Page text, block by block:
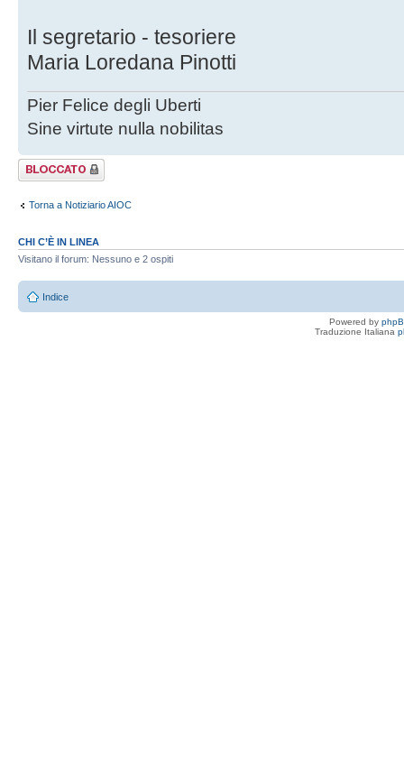
Il segretario - tesoriere
Maria Loredana Pinotti
Pier Felice degli Uberti
Sine virtute nulla nobilitas
Argomento
bloccato
Torna a Notiziario AIOC
CHI C’È IN LINEA
Visitano il forum: Nessuno e 2 ospiti
Indice
Powered by
Traduzione Italiana